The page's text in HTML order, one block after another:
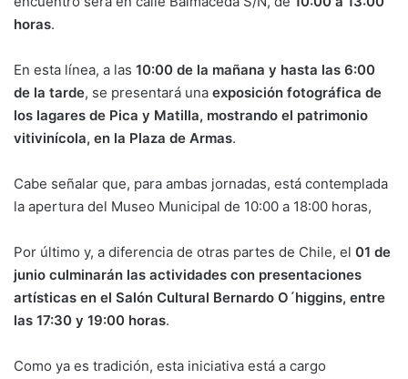
horas.
En esta línea, a las 10:00 de la mañana y hasta las 6:00
de la tarde, se presentará una exposición fotográfica de
los lagares de Pica y Matilla, mostrando el patrimonio
vitivinícola, en la Plaza de Armas.
Cabe señalar que, para ambas jornadas, está contemplada
la apertura del Museo Municipal de 10:00 a 18:00 horas,
Por último y, a diferencia de otras partes de Chile, el 01 de
junio culminarán las actividades con presentaciones
artísticas en el Salón Cultural Bernardo O´higgins, entre
las 17:30 y 19:00 horas.
Como ya es tradición, esta iniciativa está a cargo